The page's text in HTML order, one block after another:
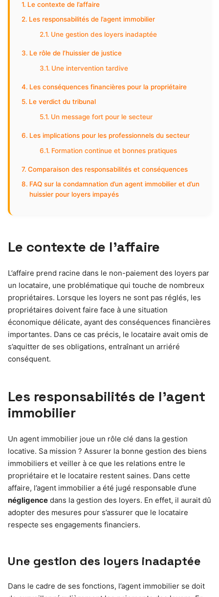
Le contexte de l’affaire
Les responsabilités de l’agent immobilier
Une gestion des loyers inadaptée
Le rôle de l’huissier de justice
Une intervention tardive
Les conséquences financières pour la propriétaire
Le verdict du tribunal
Un message fort pour le secteur
Les implications pour les professionnels du secteur
Formation continue et bonnes pratiques
Comparaison des responsabilités et conséquences
FAQ sur la condamnation d’un agent immobilier et d’un
huissier pour loyers impayés
Le contexte de l’affaire
L’affaire prend racine dans le non-paiement des loyers par
un locataire, une problématique qui touche de nombreux
propriétaires. Lorsque les loyers ne sont pas réglés, les
propriétaires doivent faire face à une situation
économique délicate, ayant des conséquences financières
importantes. Dans ce cas précis, le locataire avait omis de
s’aquitter de ses obligations, entraînant un arriéré
conséquent.
Les responsabilités de l’agent
immobilier
Un agent immobilier joue un rôle clé dans la gestion
locative. Sa mission ? Assurer la bonne gestion des biens
immobiliers et veiller à ce que les relations entre le
propriétaire et le locataire restent saines. Dans cette
affaire, l’agent immobilier a été jugé responsable d’une
négligence dans la gestion des loyers. En effet, il aurait dû
adopter des mesures pour s’assurer que le locataire
respecte ses engagements financiers.
Une gestion des loyers inadaptée
Dans le cadre de ses fonctions, l’agent immobilier se doit